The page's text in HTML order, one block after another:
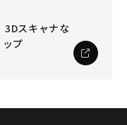
3Dスキャナな
プ